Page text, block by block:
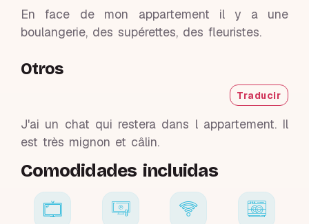
En face de mon appartement il y a une
boulangerie, des supérettes, des fleuristes.
Otros
Traducir
J'ai un chat qui restera dans l appartement. Il
est très mignon et câlin.
Comodidades incluidas